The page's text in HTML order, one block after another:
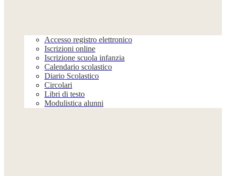
Accesso registro elettronico
Iscrizioni online
Iscrizione scuola infanzia
Calendario scolastico
Diario Scolastico
Circolari
Libri di testo
Modulistica alunni